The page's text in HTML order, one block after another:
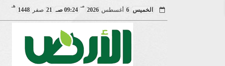
الخميس 6 أغسطس2026
مـ
09:24 صـ 21 صفر 1448
هـ